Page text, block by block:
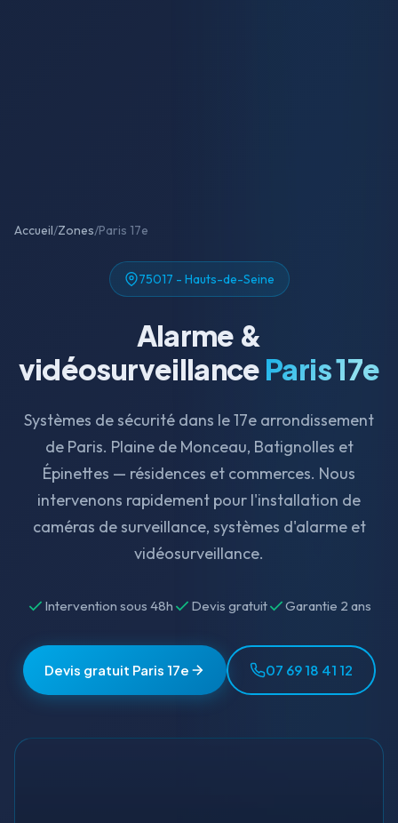
Accueil/Zones/Paris 17e
75017 - Hauts-de-Seine
Alarme &
vidéosurveillance Paris 17e
Systèmes de sécurité dans le 17e arrondissement
de Paris. Plaine de Monceau, Batignolles et
Épinettes — résidences et commerces. Nous
intervenons rapidement pour l'installation de
caméras de surveillance, systèmes d'alarme et
vidéosurveillance.
Intervention sous 48h Devis gratuit Garantie 2 ans
Devis gratuit Paris 17e 07 69 18 41 12